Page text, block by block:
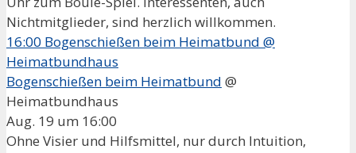
Nichtmitglieder, sind herzlich willkommen.
16:00 Bogenschießen beim Heimatbund @
Heimatbundhaus
Bogenschießen beim Heimatbund @
Heimatbundhaus
Aug. 19 um 16:00
Ohne Visier und Hilfsmittel, nur durch Intuition,